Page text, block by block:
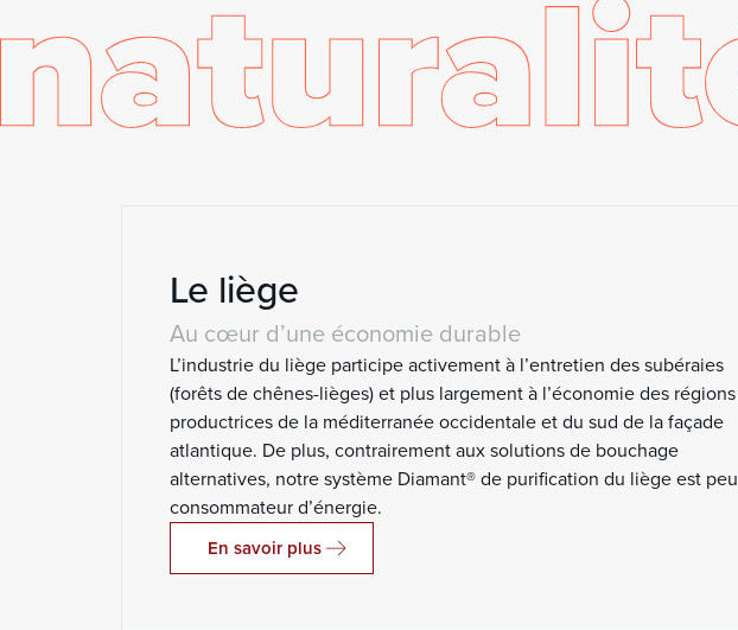
Le liège
Au cœur d’une économie durable
L’industrie du liège participe activement à l’entretien des subéraies
(forêts de chênes-lièges) et plus largement à l’économie des régions
productrices de la méditerranée occidentale et du sud de la façade
atlantique. De plus, contrairement aux solutions de bouchage
alternatives, notre système Diamant® de purification du liège est peu
consommateur d’énergie.
En savoir plus